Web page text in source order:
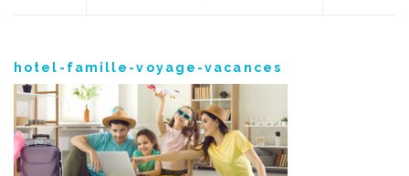
hotel-famille-voyage-vacances